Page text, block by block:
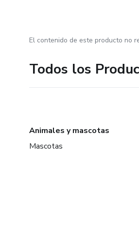
El contenido de este producto no
Todos los
Animales y mascotas
Mascotas